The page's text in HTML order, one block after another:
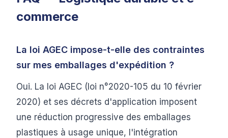
commerce
La loi AGEC impose-t-elle des contraintes
sur mes emballages d'expédition ?
Oui. La loi AGEC (loi n°2020-105 du 10 février
2020) et ses décrets d'application imposent
une réduction progressive des emballages
plastiques à usage unique, l'intégration